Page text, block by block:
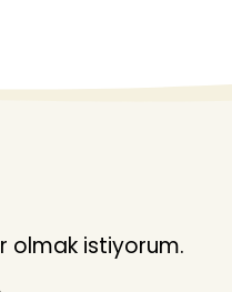
olmak istiyorum.